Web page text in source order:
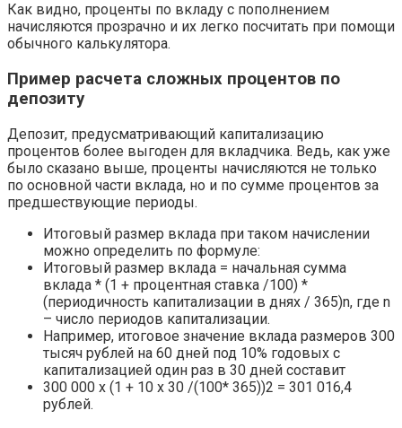
Как видно, проценты по вкладу с пополнением
начисляются прозрачно и их легко посчитать при помощи
обычного калькулятора.
Пример расчета сложных процентов по
депозиту
Депозит, предусматривающий капитализацию
процентов более выгоден для вкладчика. Ведь, как уже
было сказано выше, проценты начисляются не только
по основной части вклада, но и по сумме процентов за
предшествующие периоды.
Итоговый размер вклада при таком начислении
можно определить по формуле:
Итоговый размер вклада = начальная сумма
вклада * (1 + процентная ставка /100) *
(периодичность капитализации в днях / 365)n, где n
– число периодов капитализации.
Например, итоговое значение вклада размеров 300
тысяч рублей на 60 дней под 10% годовых с
капитализацией один раз в 30 дней составит
300 000 x (1 + 10 x 30 /(100* 365))2 = 301 016,4
рублей.